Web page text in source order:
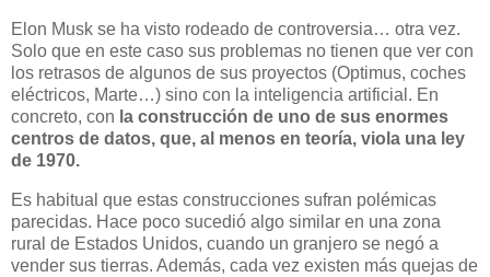
Elon Musk se ha visto rodeado de controversia… otra vez.
Solo que en este caso sus problemas no tienen que ver con
los retrasos de algunos de sus proyectos (Optimus, coches
eléctricos, Marte…) sino con la inteligencia artificial. En
concreto, con la construcción de uno de sus enormes
centros de datos, que, al menos en teoría, viola una ley
de 1970.
Es habitual que estas construcciones sufran polémicas
parecidas. Hace poco sucedió algo similar en una zona
rural de Estados Unidos, cuando un granjero se negó a
vender sus tierras. Además, cada vez existen más quejas de